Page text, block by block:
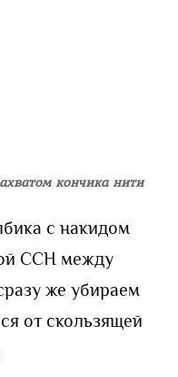
кончика нити
с накидом
ССН между
же убираем
от скользящей